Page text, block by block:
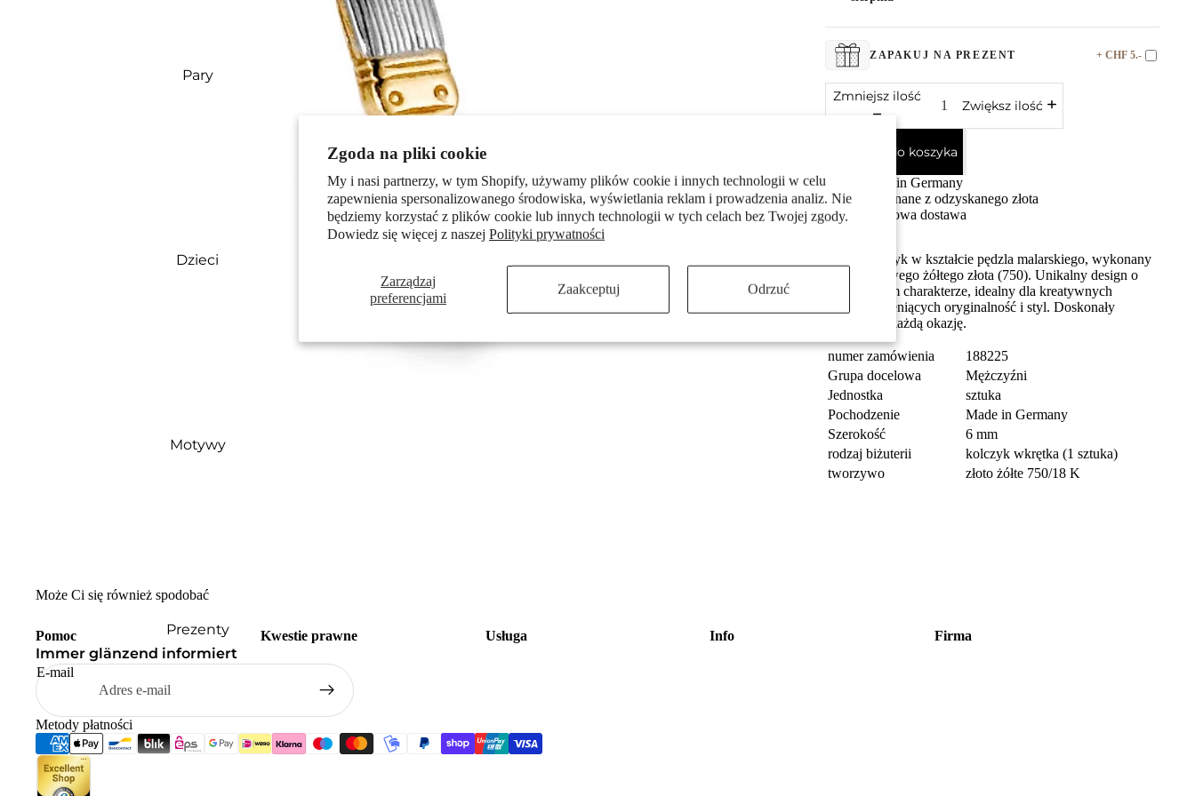
Zgoda na pliki cookie
My i nasi partnerzy, w tym Shopify, używamy plików cookie i innych technologii w celu
zapewnienia spersonalizowanego środowiska, wyświetlania reklam i prowadzenia analiz. Nie
będziemy korzystać z plików cookie lub innych technologii w tych celach bez Twojej zgody.
Dowiedz się więcej z naszej Polityki prywatności
Zarządzaj
preferencjami
Zaakceptuj Odrzuć
Pary
Dzieci
Motywy
Prezenty
ZAPAKUJ NA PREZENT + CHF 5.-
Zmniejsz ilość
Zwiększ ilość
Dodaj do koszyka
Made in Germany
Wykonane z odzyskanego złota
Darmowa dostawa
Męski kolczyk w kształcie pędzla malarskiego, wykonany
z 18-karatowego żółtego złota (750). Unikalny design o
artystycznym charakterze, idealny dla kreatywnych
mężczyzn ceniących oryginalność i styl. Doskonały
dodatek na każdą okazję.
numer zamówienia
188225
Grupa docelowa
Mężczyźni
Jednostka
sztuka
Pochodzenie
Made in Germany
Szerokość
6 mm
rodzaj biżuterii
kolczyk wkrętka (1 sztuka)
tworzywo
złoto żółte 750/18 K
Może Ci się również spodobać
Pomoc Kwestie prawne Usługa Info Firma
Immer glänzend informiert
E-mail
Metody płatności